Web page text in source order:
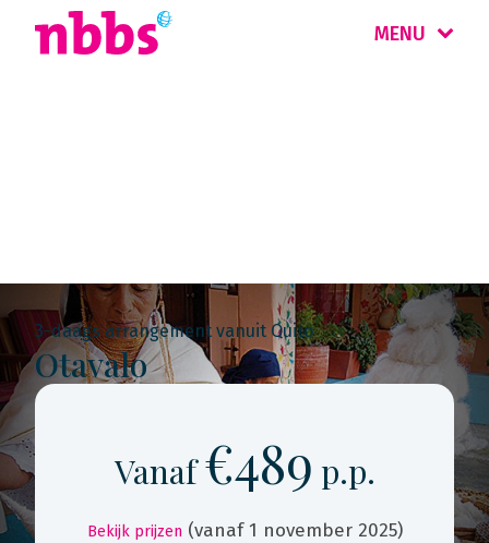
MENU
3-daags arrangement vanuit Quito
Otavalo
Vanaf€489 p.p.
Bekijk prijzen (vanaf 1 november 2025)